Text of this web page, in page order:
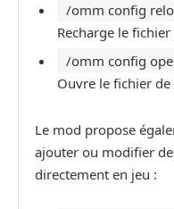
/omm config
Recharge le
/omm config
Ouvre le fichier
Le mod propose
ajouter ou modifier
directement en jeu :